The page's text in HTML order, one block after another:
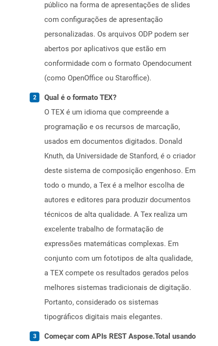
público na forma de apresentações de slides
com configurações de apresentação
personalizadas. Os arquivos ODP podem ser
abertos por aplicativos que estão em
conformidade com o formato Opendocument
(como OpenOffice ou Staroffice).
Qual é o formato TEX?
O TEX é um idioma que compreende a
programação e os recursos de marcação,
usados ​​em documentos digitados. Donald
Knuth, da Universidade de Stanford, é o criador
deste sistema de composição engenhoso. Em
todo o mundo, a Tex é a melhor escolha de
autores e editores para produzir documentos
técnicos de alta qualidade. A Tex realiza um
excelente trabalho de formatação de
expressões matemáticas complexas. Em
conjunto com um fototipos de alta qualidade,
a TEX compete os resultados gerados pelos
melhores sistemas tradicionais de digitação.
Portanto, considerado os sistemas
tipográficos digitais mais elegantes.
Começar com APIs REST Aspose.Total usando